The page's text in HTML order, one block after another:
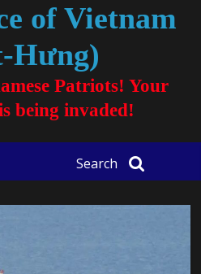
of Vietnam
Hưng)
Patriots! Your
being invaded!
Search